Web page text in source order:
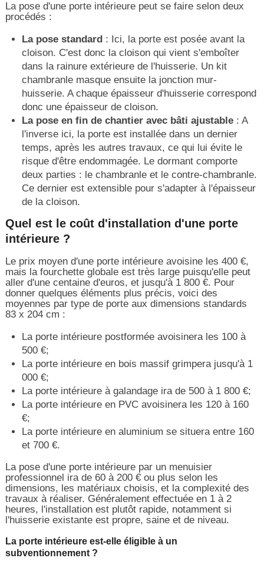
La pose d'une porte intérieure peut se faire selon deux
procédés :
La pose standard: Ici, la porte est posée avant la
cloison. C'est donc la cloison qui vient s'emboîter
dans la rainure extérieure de l'huisserie. Un kit
chambranle masque ensuite la jonction mur-
huisserie. A chaque épaisseur d'huisserie correspond
donc une épaisseur de cloison.
La pose en fin de chantier avec bâti ajustable: A
l'inverse ici, la porte est installée dans un dernier
temps, après les autres travaux, ce qui lui évite le
risque d'être endommagée. Le dormant comporte
deux parties : le chambranle et le contre-chambranle.
Ce dernier est extensible pour s'adapter à l'épaisseur
de la cloison.
Quel est le coût d'installation d'une porte
intérieure ?
Le prix moyen d'une porte intérieure avoisine les 400 €,
mais la fourchette globale est très large puisqu'elle peut
aller d'une centaine d'euros, et jusqu'à 1 800 €. Pour
donner quelques éléments plus précis, voici des
moyennes par type de porte aux dimensions standards
83 x 204 cm :
La porte intérieure postformée avoisinera les 100 à
500 €;
La porte intérieure en bois massif grimpera jusqu'à 1
000 €;
La porte intérieure à galandage ira de 500 à 1 800 €;
La porte intérieure en PVC avoisinera les 120 à 160
€;
La porte intérieure en aluminium se situera entre 160
et 700 €.
La pose d'une porte intérieure par un menuisier
professionnel ira de 60 à 200 € ou plus selon les
dimensions, les matériaux choisis, et la complexité des
travaux à réaliser. Généralement effectuée en 1 à 2
heures, l'installation est plutôt rapide, notamment si
l'huisserie existante est propre, saine et de niveau.
La porte intérieure est-elle éligible à un
subventionnement ?